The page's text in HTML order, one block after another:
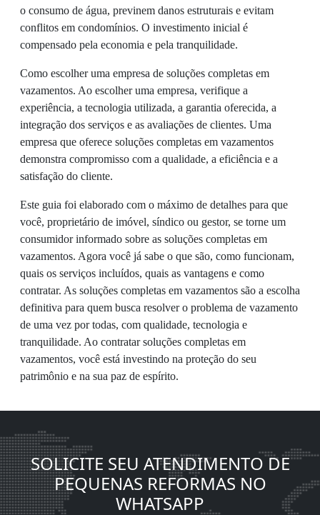
o consumo de água, previnem danos estruturais e evitam
conflitos em condomínios. O investimento inicial é
compensado pela economia e pela tranquilidade.
Como escolher uma empresa de soluções completas em
vazamentos. Ao escolher uma empresa, verifique a
experiência, a tecnologia utilizada, a garantia oferecida, a
integração dos serviços e as avaliações de clientes. Uma
empresa que oferece soluções completas em vazamentos
demonstra compromisso com a qualidade, a eficiência e a
satisfação do cliente.
Este guia foi elaborado com o máximo de detalhes para que
você, proprietário de imóvel, síndico ou gestor, se torne um
consumidor informado sobre as soluções completas em
vazamentos. Agora você já sabe o que são, como funcionam,
quais os serviços incluídos, quais as vantagens e como
contratar. As soluções completas em vazamentos são a escolha
definitiva para quem busca resolver o problema de vazamento
de uma vez por todas, com qualidade, tecnologia e
tranquilidade. Ao contratar soluções completas em
vazamentos, você está investindo na proteção do seu
patrimônio e na sua paz de espírito.
SOLICITE SEU ATENDIMENTO DE
PEQUENAS REFORMAS NO
WHATSAPP